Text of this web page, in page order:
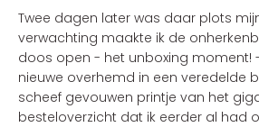
Twee dagen later was daar plots
verwachting maakte ik de
doos open - het unboxing moment!
nieuwe overhemd in een veredelde
scheef gevouwen printje van het
besteloverzicht dat ik eerder al had